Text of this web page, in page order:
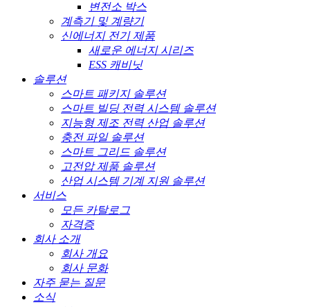
변전소 박스
계측기 및 계량기
신에너지 전기 제품
새로운 에너지 시리즈
ESS 캐비닛
솔루션
스마트 패키지 솔루션
스마트 빌딩 전력 시스템 솔루션
지능형 제조 전력 산업 솔루션
충전 파일 솔루션
스마트 그리드 솔루션
고전압 제품 솔루션
산업 시스템 기계 지원 솔루션
서비스
모든 카탈로그
자격증
회사 소개
회사 개요
회사 문화
자주 묻는 질문
소식